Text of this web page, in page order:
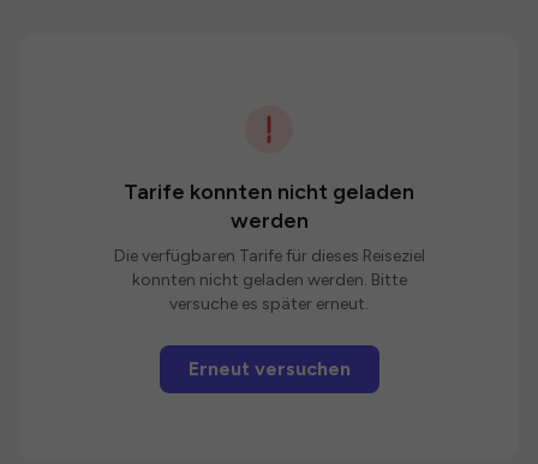
Tarife konnten nicht geladen
werden
Die verfügbaren Tarife für dieses Reiseziel
konnten nicht geladen werden. Bitte
versuche es später erneut.
Erneut versuchen